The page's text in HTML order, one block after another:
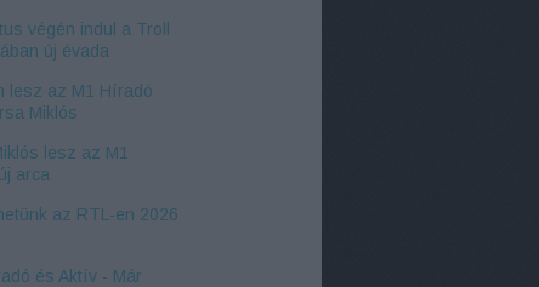
végén indul a Troll
új évada
lesz az M1 Híradó
Miklós
lesz az M1
arca
az RTL-en 2026
és Aktív - Már